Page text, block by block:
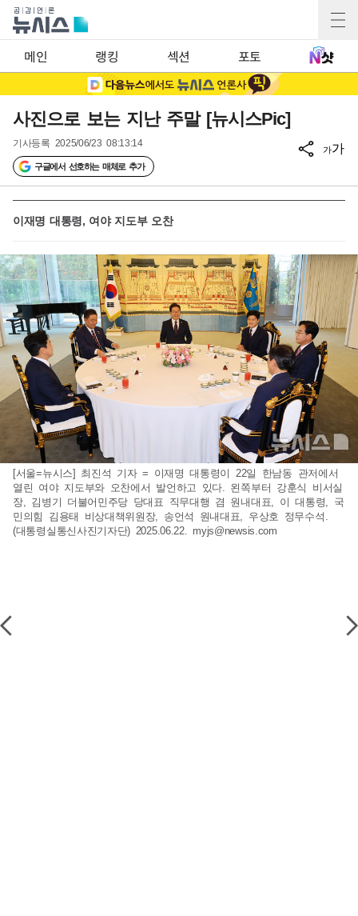
메인 랭킹 섹션 포토
사진으로 보는 지난 주말 [뉴시스Pic]
기사등록 2025/06/23 08:13:14
구글에서 선호하는 매체로 추가
가가
이재명 대통령, 여야 지도부 오찬
[서울=뉴시스] 최진석 기자 = 이재명 대통령이 22일 한남동 관저에서
열린 여야 지도부와 오찬에서 발언하고 있다. 왼쪽부터 강훈식 비서실
장, 김병기 더불어민주당 당대표 직무대행 겸 원내대표, 이 대통령, 국
민의힘 김용태 비상대책위원장, 송언석 원내대표, 우상호 정무수석.
(대통령실통신사진기자단) 2025.06.22. myjs@newsis.com